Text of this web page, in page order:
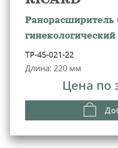
гинекологический
ТР-45-021-22
Длина: 220 мм
Цена по